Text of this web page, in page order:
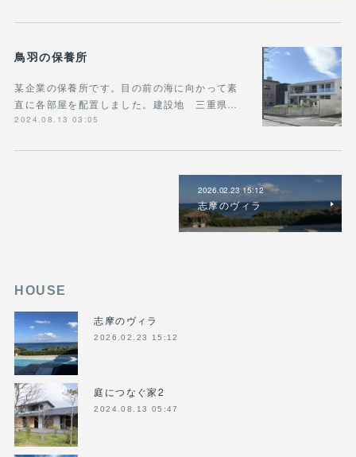
鳥羽の保養所
某企業の保養所です。目の前の海に向かって素
直に各部屋を配置しました。建設地 三重県…
2024.08.13 03:05
2026.02.23 15:12
志摩のヴィラ
HOUSE
志摩のヴィラ
2026.02.23 15:12
庭につなぐ家2
2024.08.13 05:47